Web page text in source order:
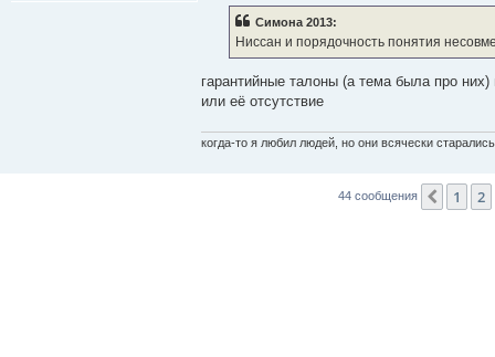
е
Симона 2013:
Ниссан и порядочность понятия
гарантийные талоны (а тема была про
или её отсутствие
когда-то я любил людей, но они всячески
44 сообщения Пред.
1 2